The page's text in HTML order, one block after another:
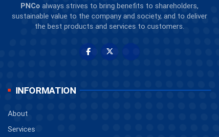
PNCo always strives to bring benefits to shareholders,
sustainable value to the company and society, and to deliver
the best products and services to customers.
INFORMATION
About
Services